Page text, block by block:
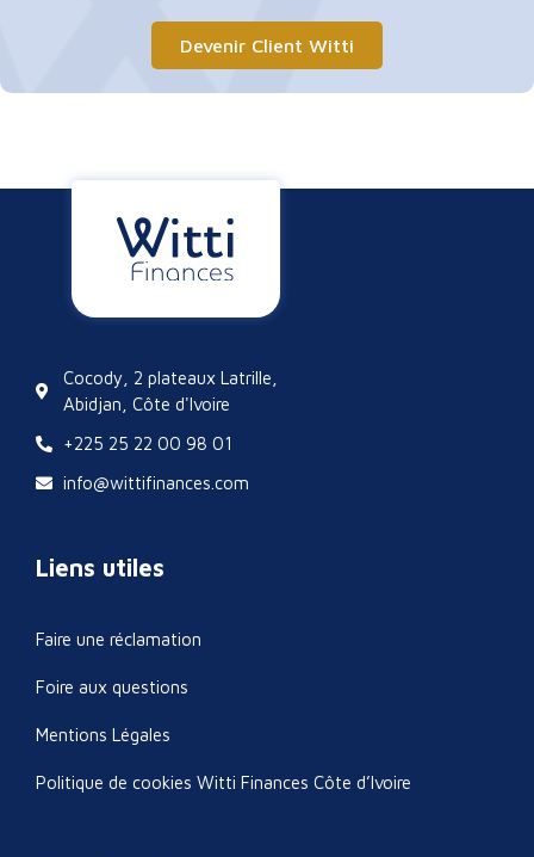
Devenir Client Witti
Cocody, 2 plateaux Latrille,
Abidjan, Côte d'Ivoire
+225 25 22 00 98 01
info@wittifinances.com
Liens utiles
Faire une réclamation
Foire aux questions
Mentions Légales
Politique de cookies Witti Finances Côte d’Ivoire